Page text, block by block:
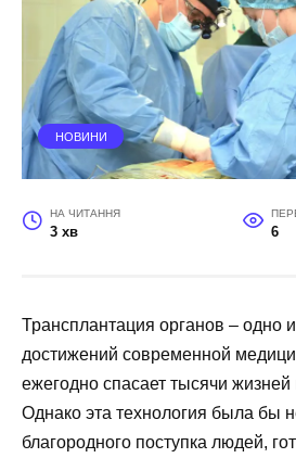
НОВИНИ
НА ЧИТАННЯ
3 хв 6
Трансплантация органов – одно
достижений современной
ежегодно спасает тысячи
Однако эта технология была бы
благородного поступка людей,